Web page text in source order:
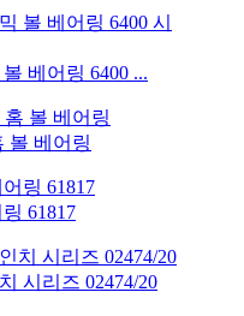
베어링 6400 ...
볼 베어링
61817
시리즈 02474/20